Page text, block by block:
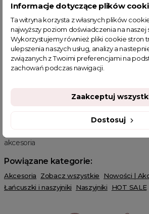
równowagi w życiu. Malachit jest również
znakom zodiaku, w tym Koziorożcom,
kamień, który wnosi spokój i harmonię.
Elegancki design kamienia
Design malachitu jest niezwykle
naszyjnik pasuje zarówno do codziennych,
i wygodny w noszeniu, dzięki regulacji
akcesoria
Powiązane kategorie:
Akcesoria Zobacz wszystkie Nowości |
Łańcuszki i naszyjniki
Naszyjniki HOT SALE
Informacje dotyczące plików
Ta witryna korzysta z własnych plików
najwyższy poziom doświadczenia na naszej
Wykorzystujemy również pliki cookie stron
ulepszenia naszych usług, analizy a
związanych z Twoimi preferencjami na
zachowań podczas nawigacji.
Dostosuj
Zaakceptuj